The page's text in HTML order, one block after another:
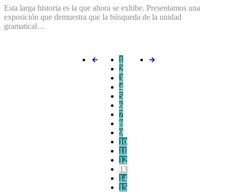
Esta larga historia es la que ahora se exhibe. Presentamos una
exposición que demuestra que la búsqueda de la unidad
gramatical…
1
2
3
4
5
6
7
8
9
10
11
12
13
14
15